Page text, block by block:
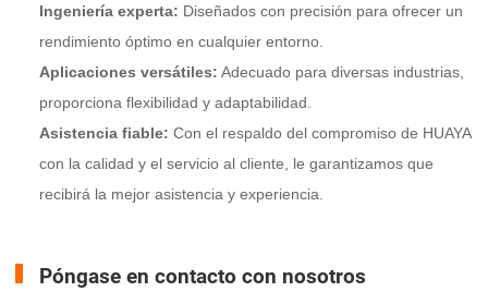
Ingeniería experta: Diseñados con precisión para ofrecer un
rendimiento óptimo en cualquier entorno.
Aplicaciones versátiles: Adecuado para diversas industrias,
proporciona flexibilidad y adaptabilidad.
Asistencia fiable: Con el respaldo del compromiso de HUAYA
con la calidad y el servicio al cliente, le garantizamos que
recibirá la mejor asistencia y experiencia.
Póngase en contacto con nosotros